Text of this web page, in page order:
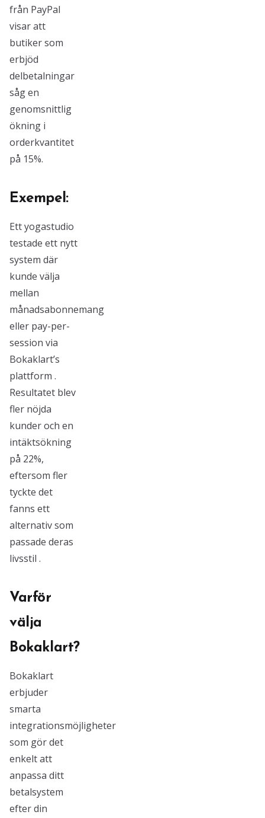
från PayPal
visar att
butiker som
erbjöd
delbetalningar
såg en
genomsnittlig
ökning i
orderkvantitet
på 15%.
Exempel:
Ett yogastudio
testade ett nytt
system där
kunde välja
mellan
månadsabonnemang
eller pay-per-
session via
Bokaklart’s
plattform .
Resultatet blev
fler nöjda
kunder och en
intäktsökning
på 22%,
eftersom fler
tyckte det
fanns ett
alternativ som
passade deras
livsstil .
Varför
välja
Bokaklart?
Bokaklart
erbjuder
smarta
integrationsmöjligheter
som gör det
enkelt att
anpassa ditt
betalsystem
efter din